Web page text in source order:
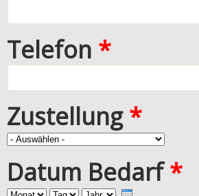
Telefon *
Zustellung*
Datum Bedarf*